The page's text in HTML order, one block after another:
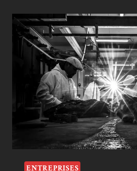
ENTREPRISES